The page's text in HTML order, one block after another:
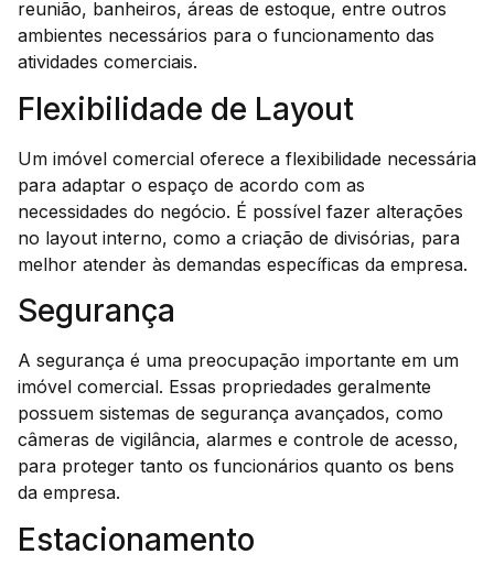
reunião, banheiros, áreas de estoque, entre outros
ambientes necessários para o funcionamento das
atividades comerciais.
Flexibilidade de Layout
Um imóvel comercial oferece a flexibilidade necessária
para adaptar o espaço de acordo com as
necessidades do negócio. É possível fazer alterações
no layout interno, como a criação de divisórias, para
melhor atender às demandas específicas da empresa.
Segurança
A segurança é uma preocupação importante em um
imóvel comercial. Essas propriedades geralmente
possuem sistemas de segurança avançados, como
câmeras de vigilância, alarmes e controle de acesso,
para proteger tanto os funcionários quanto os bens
da empresa.
Estacionamento